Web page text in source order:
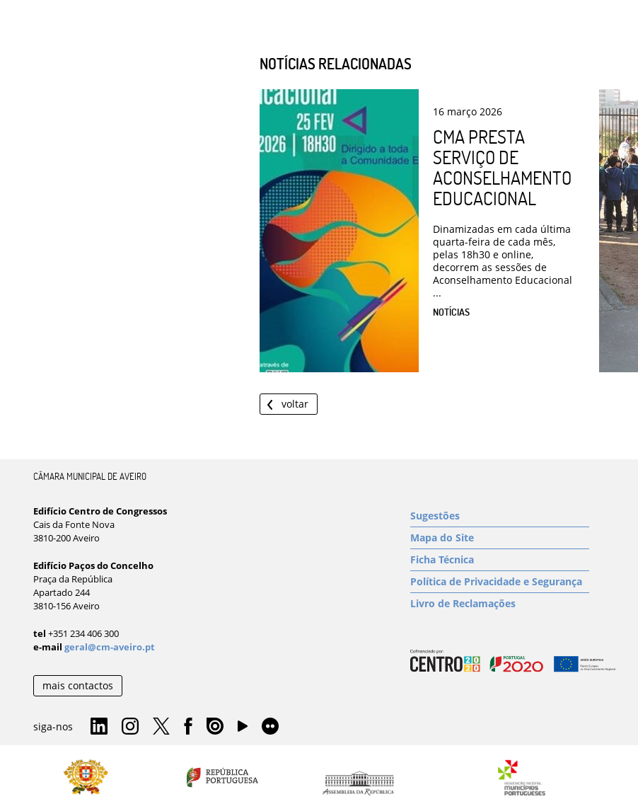
NOTÍCIAS RELACIONADAS
16 março 2026
CMA PRESTA
SERVIÇO DE
ACONSELHAMENTO
EDUCACIONAL
Dinamizadas em cada última
quarta-feira de cada mês,
pelas 18h30 e online,
decorrem as sessões de
Aconselhamento Educacional
...
NOTÍCIAS
voltar
CÂMARA MUNICIPAL DE AVEIRO
Edifício Centro de Congressos
Cais da Fonte Nova
3810-200 Aveiro
Edifício Paços do Concelho
Praça da República
Apartado 244
3810-156 Aveiro
tel +351 234 406 300
e-mail geral@cm-aveiro.pt
mais contactos
siga-nos
Sugestões
Mapa do Site
Ficha Técnica
Política de Privacidade e Segurança
Livro de Reclamações